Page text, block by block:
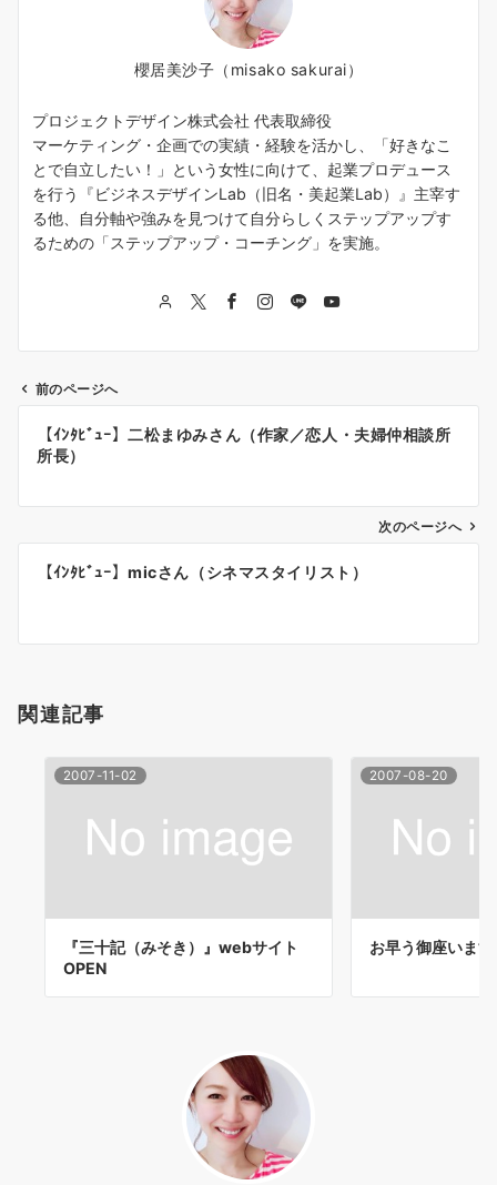
櫻居美沙子（misako sakurai）
プロジェクトデザイン株式会社 代表取締役
マーケティング・企画での実績・経験を活かし、「好きなこ
とで自立したい！」という女性に向けて、起業プロデュース
を行う『ビジネスデザインLab（旧名・美起業Lab）』主宰す
る他、自分軸や強みを見つけて自分らしくステップアップす
るための「ステップアップ・コーチング」を実施。
稿
シ
ン
前のページへ
【ｲﾝﾀﾋﾞｭｰ】二松まゆみさん（作家／恋人・夫婦仲相談所
所長）
次のページへ
【ｲﾝﾀﾋﾞｭｰ】micさん（シネマスタイリスト）
関連記事
2007-11-02
『三十記（みそき）』webサイト
OPEN
2007-08-20
お早う御座います